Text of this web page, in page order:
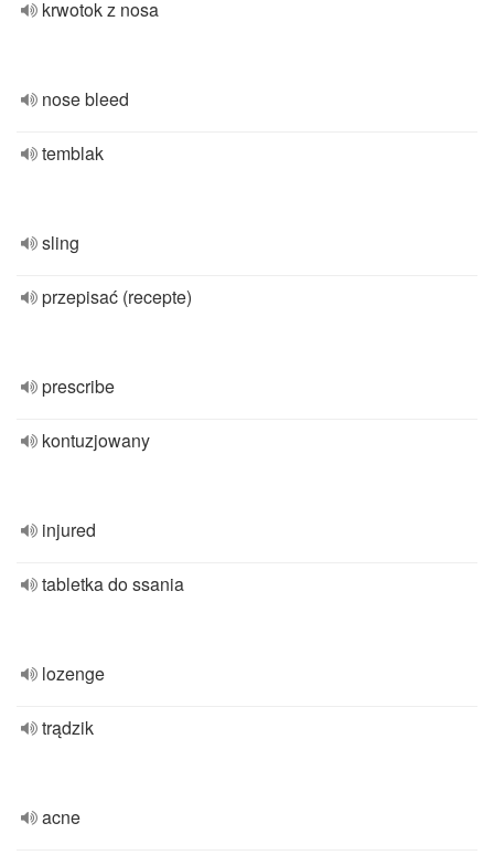
krwotok z nosa
nose bleed
temblak
sling
przepisać (recepte)
prescribe
kontuzjowany
injured
tabletka do ssania
lozenge
trądzik
acne